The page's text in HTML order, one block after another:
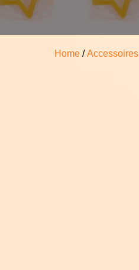
Home /Accessoires